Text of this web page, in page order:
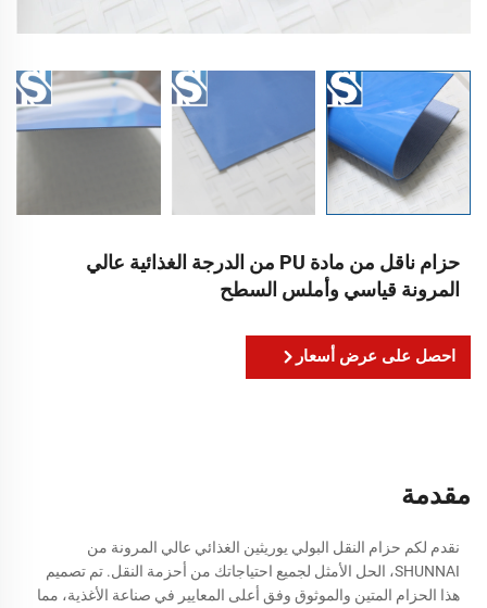
حزام ناقل من مادة PU من الدرجة الغذائية عالي
المرونة قياسي وأملس السطح
احصل على عرض أسعار
مقدمة
نقدم لكم حزام النقل البولي يوريثين الغذائي عالي المرونة من
SHUNNAI، الحل الأمثل لجميع احتياجاتك من أحزمة النقل. تم تصميم
هذا الحزام المتين والموثوق وفق أعلى المعايير في صناعة الأغذية، مما